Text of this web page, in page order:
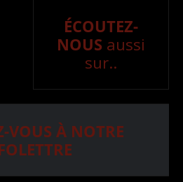
ÉCOUTEZ-
NOUS aussi
sur..
VOUS À NOTRE